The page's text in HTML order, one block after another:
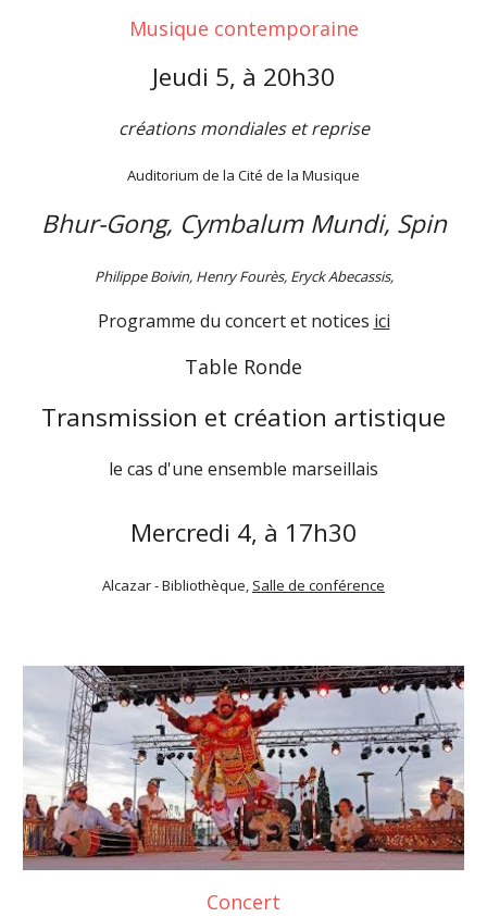
Musique contemporaine
Jeudi 5, à 20h30
créations mondiales et reprise
Auditorium de la Cité de la Musique
Bhur-Gong, Cymbalum Mundi, Spin
Philippe Boivin, Henry Fourès, Eryck Abecassis,
Programme du concert et notices ici
Table Ronde
Transmission et création artistique
le cas d'une ensemble marseillais
Mercredi 4, à 17h30
Alcazar - Bibliothèque, Salle de conférence
Concert